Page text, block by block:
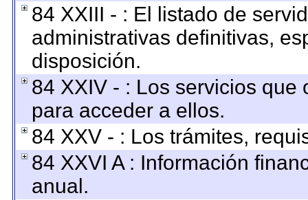
84 XXIII - : El listado de
administrativas definitivas,
disposición.
84 XXIV - : Los servicios
para acceder a ellos.
84 XXV - : Los trámites,
84 XXVI A : Información
anual.